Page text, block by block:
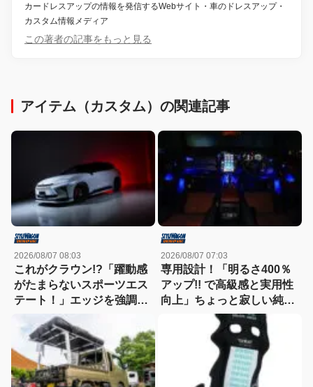
カードレスアップの情報を発信するWebサイト・車のドレスアップ・
カスタム情報メディア
この著者の記事をもっと見る
アイテム（カスタム）の関連記事
2026/08/07 08:03
これがクラウン!?「躍動感
がたまらないスポーツエス
テート！」エッジを強調し
たエアロに22インチホイー
ルで武装
2026/08/07 07:03
専用設計！「明るさ400％
アップ!! で高級感と実用性
向上」ちょっと寂しい純正
室内照明をグレードアップ